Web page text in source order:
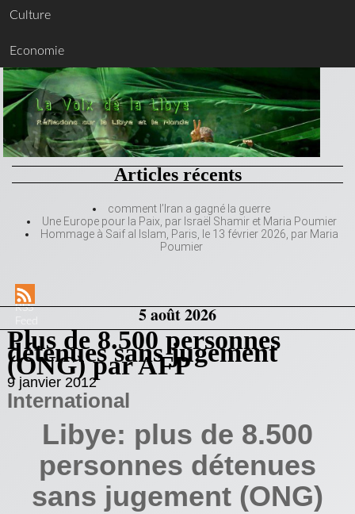
Culture
Economie
Articles récents
comment l’Iran a gagné la guerre
Une Europe pour la Paix, par Israël Shamir et Maria Poumier
Hommage à Saif al Islam, Paris, le 13 février 2026, par Maria
Poumier
RSS
Feed
5 août 2026
Plus de 8.500 personnes
détenues sans jugement
(ONG) par AFP
9 janvier 2012
International
Libye: plus de 8.500
personnes détenues
sans jugement (ONG)